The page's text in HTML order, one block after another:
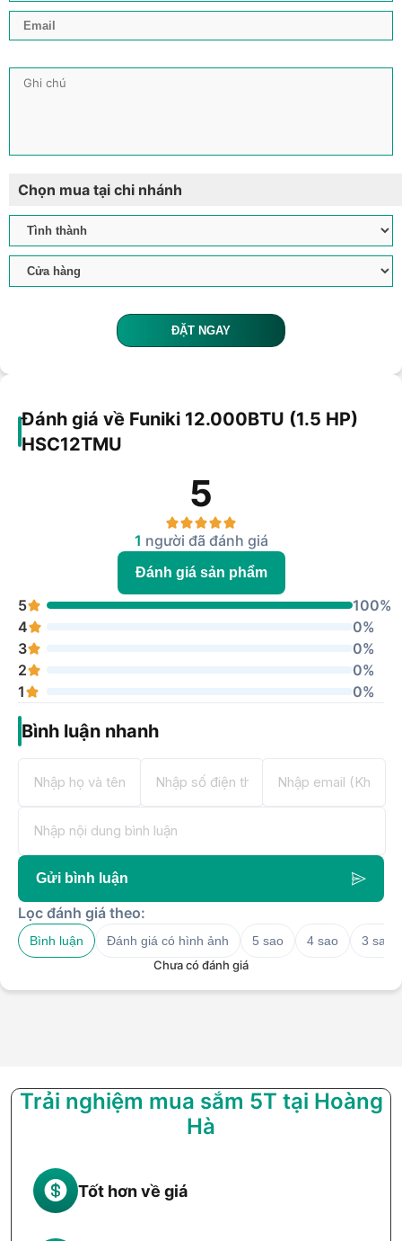
Chọn mua tại chi nhánh
ĐẶT NGAY
Đánh giá về Funiki 12.000BTU (1.5 HP)
HSC12TMU
5
1 người đã đánh giá
Đánh giá sản phẩm
5
100%
4
0%
3
0%
2
0%
1
0%
Bình luận nhanh
Gửi bình luận
Lọc đánh giá theo:
Bình luận Đánh giá có hình ảnh 5 sao 4 sao
3 sao
Chưa có đánh giá
Trải nghiệm mua sắm 5T tại Hoàng
Hà
Tốt hơn về giá